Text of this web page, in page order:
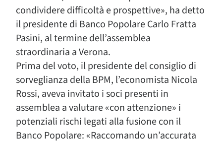
condividere difficoltà e prospettive», ha detto
il presidente di Banco Popolare Carlo Fratta
Pasini, al termine dell’assemblea
straordinaria a Verona.
Prima del voto, il presidente del consiglio di
sorveglianza della BPM, l’economista Nicola
Rossi, aveva invitato i soci presenti in
assemblea a valutare «con attenzione» i
potenziali rischi legati alla fusione con il
Banco Popolare: «Raccomando un’accurata